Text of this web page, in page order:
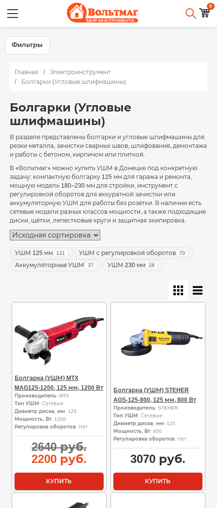
0
Фильтры
Главная
Электроинструмент
Болгарки (Угловые шлифмашины)
Болгарки (Угловые
шлифмашины)
В разделе представлены болгарки и угловые шлифмашины для
резки металла, зачистки сварных швов, шлифования, демонтажа
и работы с бетоном, кирпичом или плиткой.
В «Вольтмаг» можно купить УШМ в Донецке под конкретную
задачу: компактную болгарку 125 мм для гаража и ремонта,
мощную модель 180–230 мм для стройки, инструмент с
регулировкой оборотов для аккуратной зачистки или
аккумуляторную УШМ для работы без розетки. В наличии есть
сетевые модели разных классов мощности, а также подходящие
диски, щётки, лепестковые круги и защитная экипировка.
УШМ 125 мм 121 УШМ с регулировкой оборотов 70
Аккумуляторные УШМ 37 УШМ 230 мм 28
Болгарка (УШМ) MTX
MAG125-1200, 125 мм, 1200 Вт
Производитель: MTX
Тип УШМ : Сетевые
Диаметр диска, мм: 125
Мощность, Вт: 1200
Регулировка оборотов: Нет
2640руб.Первоначальная
составляла
руб..
2200руб. Текущая
цена:
руб..
КУПИТЬ
Болгарка (УШМ) STEHER
AGS-125-800, 125 мм, 800 Вт
Производитель: STEHER
Тип УШМ : Сетевые
Диаметр диска, мм: 125
Мощность, Вт: 800
Регулировка оборотов: Нет
3070руб.
КУПИТЬ